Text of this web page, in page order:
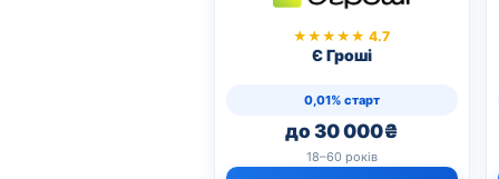
★★★★★ 4.7
Є Гроші
0,01% старт
до 30 000₴
18–60 років